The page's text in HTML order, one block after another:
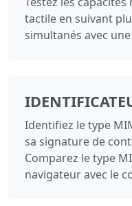
tactile en suivant
simultanés avec
Identifiez le type
sa signature de
Comparez le type
navigateur avec le